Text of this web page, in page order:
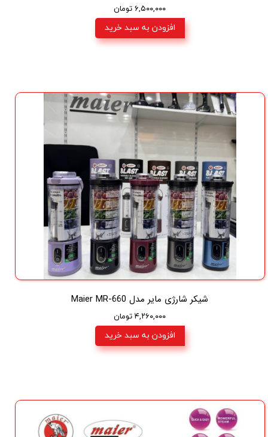
۶,۵۰۰,۰۰۰ تومان
افزودن به سبد خرید
شیکر شارژی مایر مدل Maier MR-660
۴,۲۶۰,۰۰۰ تومان
افزودن به سبد خرید